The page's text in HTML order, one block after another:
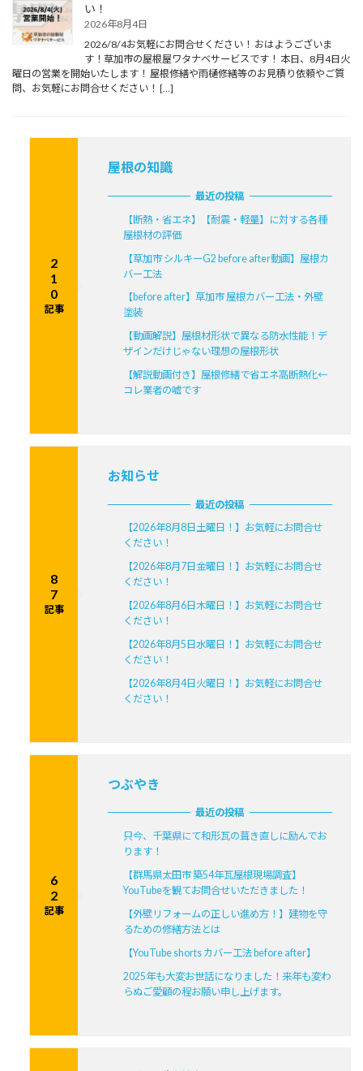
い！
2026年8月4日
2026/8/4お気軽にお問合せください！ おはようございま
す！草加市の屋根屋ワタナベサービスです！ 本日、8月4日火
曜日の営業を開始いたします！ 屋根修繕や雨樋修繕等のお見積り依頼やご質
問、お気軽にお問合せください！ […]
2
1
0
記事
屋根の知識
最近の投稿
【断熱・省エネ】【耐震・軽量】に対する各種
屋根材の評価
【草加市 シルキーG2 before after動画】屋根カ
バー工法
【before after】草加市 屋根カバー工法・外壁
塗装
【動画解説】屋根材形状で異なる防水性能！デ
ザインだけじゃない理想の屋根形状
【解説動画付き】屋根修繕で省エネ高断熱化←
コレ業者の嘘です
8
7
記事
お知らせ
最近の投稿
【2026年8月8日土曜日！】お気軽にお問合せ
ください！
【2026年8月7日金曜日！】お気軽にお問合せ
ください！
【2026年8月6日木曜日！】お気軽にお問合せ
ください！
【2026年8月5日水曜日！】お気軽にお問合せ
ください！
【2026年8月4日火曜日！】お気軽にお問合せ
ください！
6
2
記事
つぶやき
最近の投稿
只今、千葉県にて和形瓦の葺き直しに励んでお
ります！
【群馬県太田市 築54年瓦屋根現場調査】
YouTubeを観てお問合せいただきました！
【外壁リフォームの正しい進め方！】建物を守
るための修繕方法とは
【YouTube shorts カバー工法 before after】
2025年も大変お世話になりました！来年も変わ
らぬご愛顧の程お願い申し上げます。